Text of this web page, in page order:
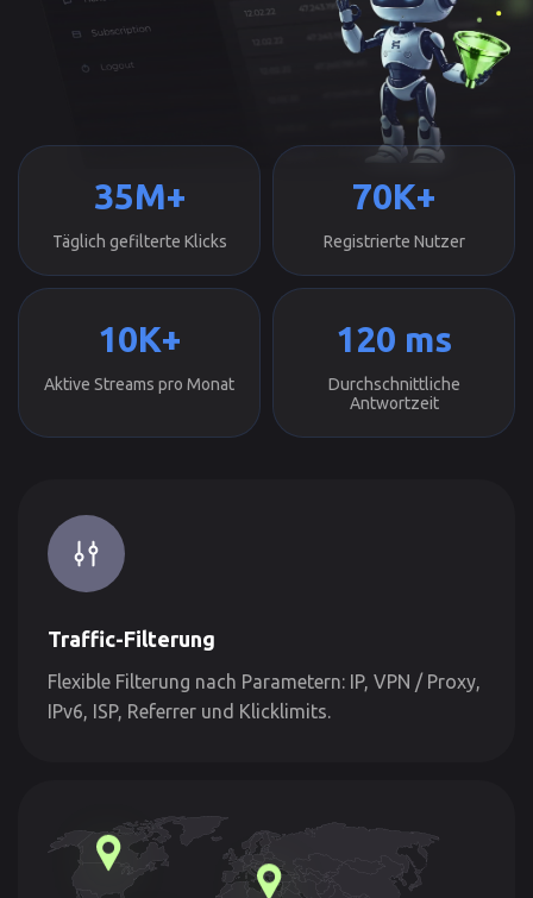
35M+
Täglich gefilterte Klicks
70K+
Registrierte Nutzer
10K+
Aktive Streams pro Monat
120 ms
Durchschnittliche
Antwortzeit
Traffic-Filterung
Flexible Filterung nach Parametern: IP, VPN / Proxy,
IPv6, ISP, Referrer und Klicklimits.